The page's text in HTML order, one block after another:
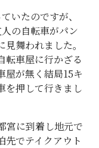
いたのですが、
の自転車がパン
舞われました。
転車屋に行かざる
屋が無く結局15キ
を押して行きまし
宮に到着し地元で
先でテイクアウト